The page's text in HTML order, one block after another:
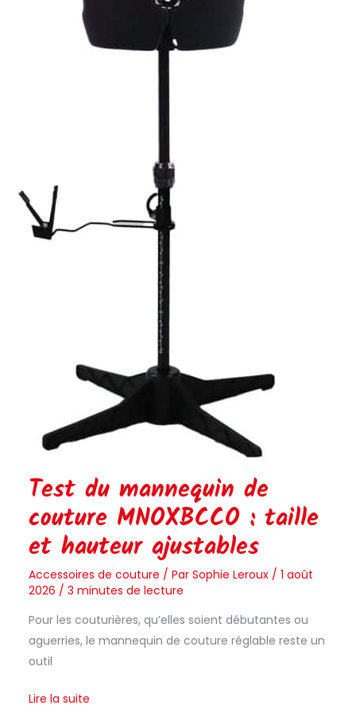
Test du mannequin de
couture MNOXBCCO : taille
et hauteur ajustables
Accessoires de couture / Par Sophie Leroux / 1 août
2026 / 3 minutes de lecture
Pour les couturières, qu’elles soient débutantes ou
aguerries, le mannequin de couture réglable reste un
outil
Lire la suite